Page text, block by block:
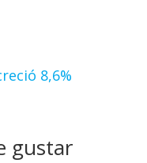
8,6%
gustar